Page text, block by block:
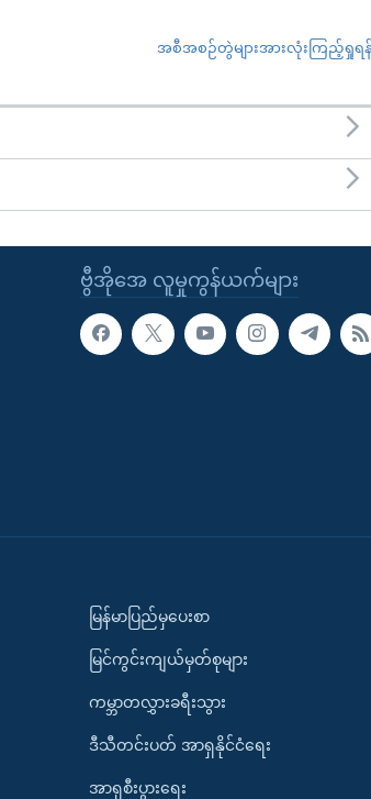
အစီအစဉ်တွဲများအားလုံးကြည့်ရှုရန်
ဗွီအိုအေ လူမှုကွန်ယက်များ
မြန်မာပြည်မှပေးစာ
မြင်ကွင်းကျယ်မှတ်စုများ
ကမ္ဘာတလွှားခရီးသွား
ဒီသီတင်းပတ် အာရှနိုင်ငံရေး
အာရှစီးပွားရေး